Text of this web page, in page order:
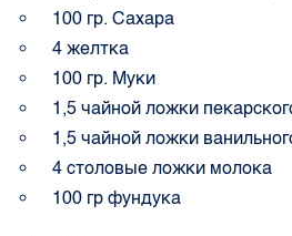
100 гр. Сахара
4 желтка
100 гр. Муки
1,5 чайной ложки
1,5 чайной ложки
4 столовые ложки молока
100 гр фундука